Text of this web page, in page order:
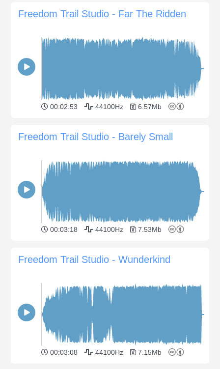
Freedom Trail Studio - Far The Ridden
00:02:53 44100Hz 6.57Mb
Freedom Trail Studio - Barely Small
00:03:18 44100Hz 7.53Mb
Freedom Trail Studio - Wunderkind
00:03:08 44100Hz 7.15Mb